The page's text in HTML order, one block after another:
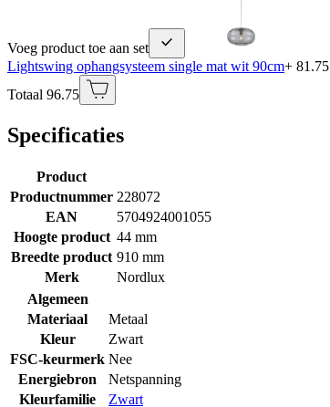
Voeg product toe aan set
Lightswing ophangsysteem single mat wit 90cm+ 81.75
Totaal 96.75
Specificaties
Product
Productnummer 228072
EAN
5704924001055
Hoogte product 44 mm
Breedte product 910 mm
Merk
Nordlux
Algemeen
Materiaal
Metaal
Kleur
Zwart
FSC-keurmerk Nee
Energiebron
Netspanning
Kleurfamilie
Zwart